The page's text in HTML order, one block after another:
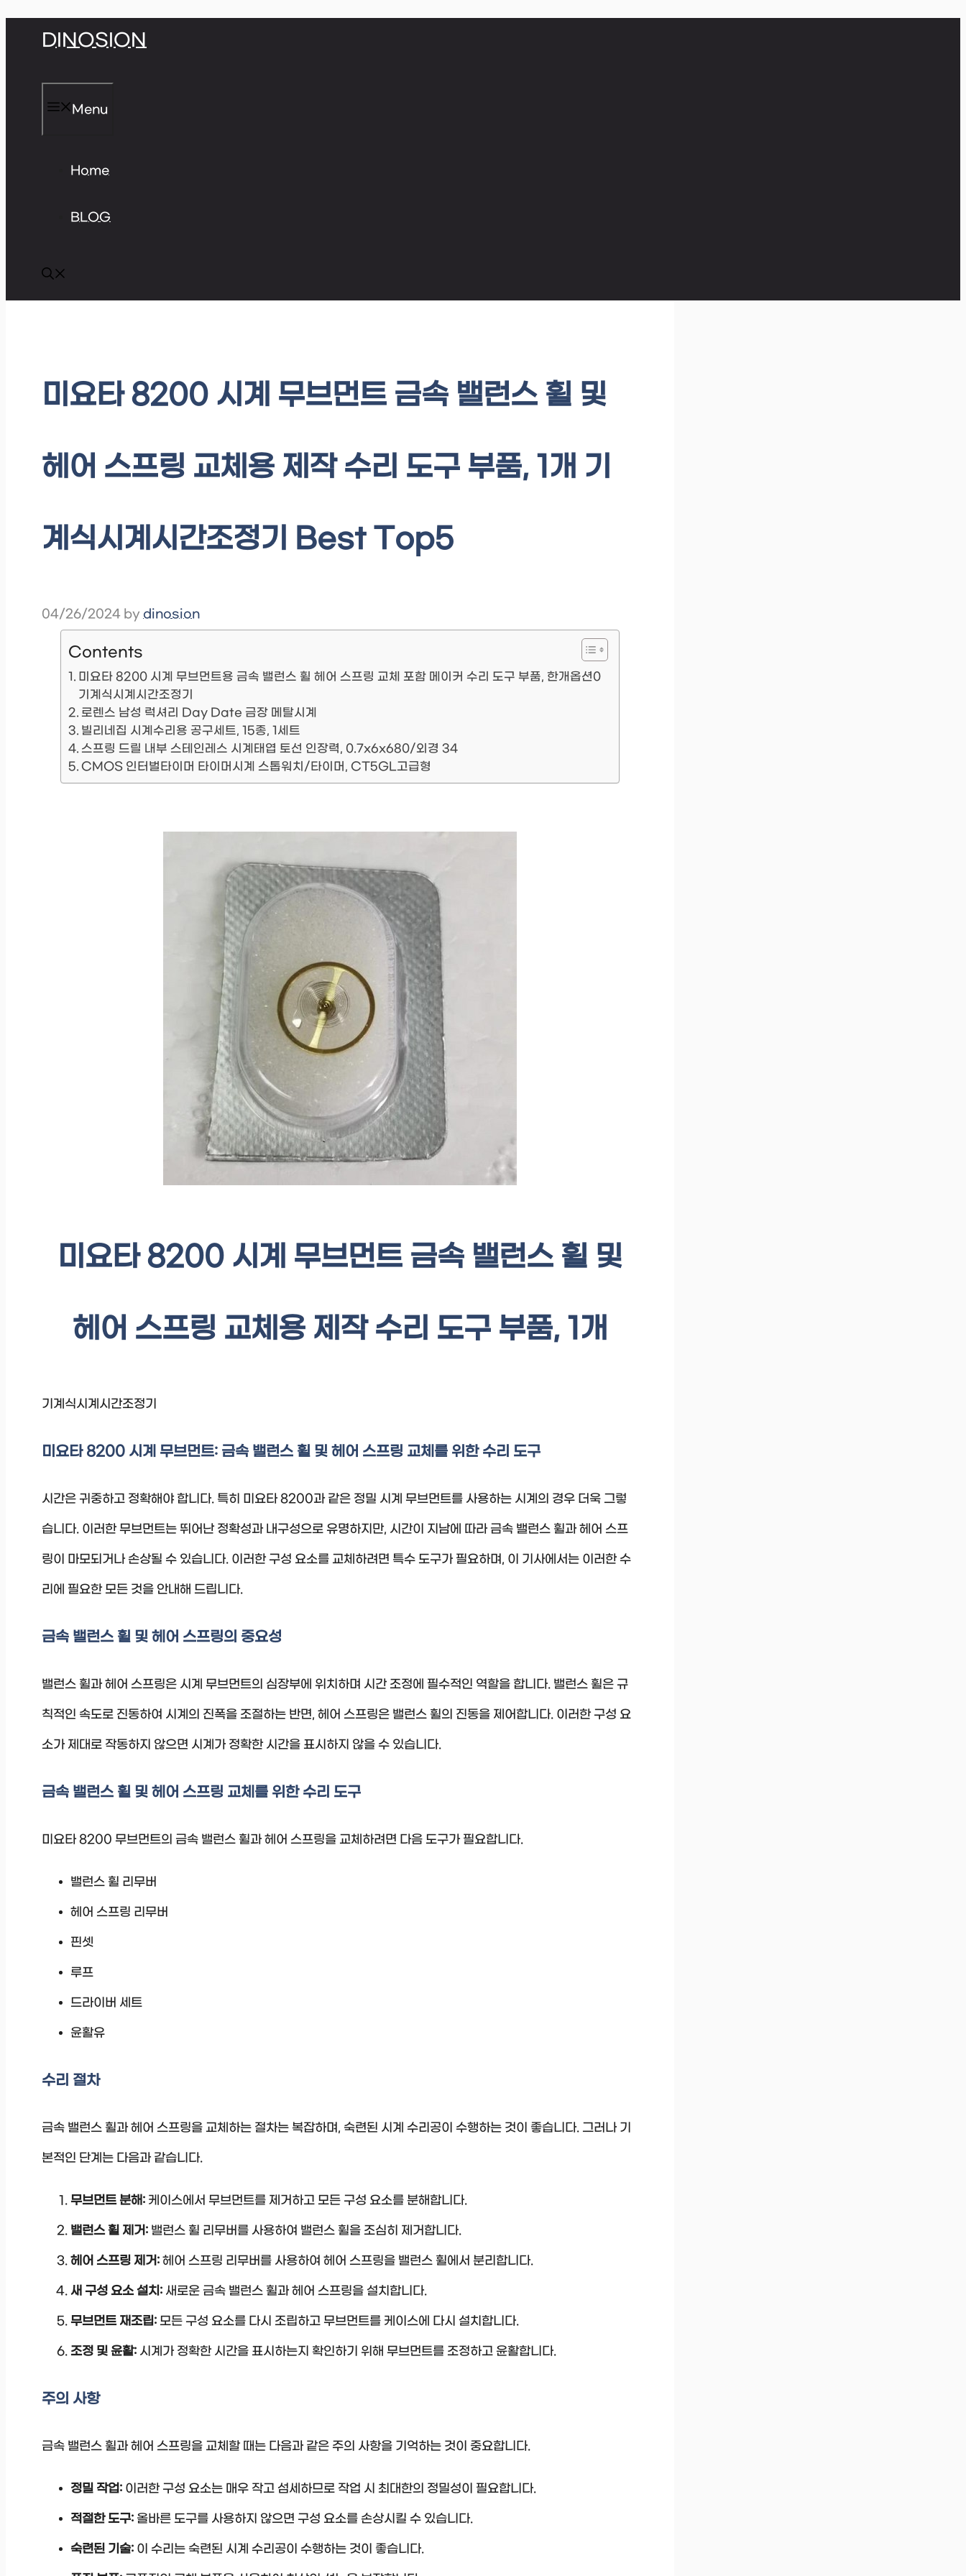
DINOSION
Menu
Home
BLOG
미요타 8200 시계 무브먼트 금속 밸런스 휠 및
헤어 스프링 교체용 제작 수리 도구 부품, 1개 기
계식시계시간조정기 Best Top5
04/26/2024 by dinosion
Contents
미요타 8200 시계 무브먼트용 금속 밸런스 휠 헤어 스프링 교체 포함 메이커 수리 도구 부품, 한개옵션0
기계식시계시간조정기
로렌스 남성 럭셔리 Day Date 금장 메탈시계
빌리네집 시계수리용 공구세트, 15종, 1세트
스프링 드릴 내부 스테인레스 시계태엽 토선 인장력, 0.7x6x680/외경 34
CMOS 인터벌타이머 타이머시계 스톱워치/타이머, CT5GL고급형
미요타 8200 시계 무브먼트 금속 밸런스 휠 및
헤어 스프링 교체용 제작 수리 도구 부품, 1개
기계식시계시간조정기
미요타 8200 시계 무브먼트: 금속 밸런스 휠 및 헤어 스프링 교체를 위한 수리 도구
시간은 귀중하고 정확해야 합니다. 특히 미요타 8200과 같은 정밀 시계 무브먼트를 사용하는 시계의 경우 더욱 그렇
습니다. 이러한 무브먼트는 뛰어난 정확성과 내구성으로 유명하지만, 시간이 지남에 따라 금속 밸런스 휠과 헤어 스프
링이 마모되거나 손상될 수 있습니다. 이러한 구성 요소를 교체하려면 특수 도구가 필요하며, 이 기사에서는 이러한 수
리에 필요한 모든 것을 안내해 드립니다.
금속 밸런스 휠 및 헤어 스프링의 중요성
밸런스 휠과 헤어 스프링은 시계 무브먼트의 심장부에 위치하며 시간 조정에 필수적인 역할을 합니다. 밸런스 휠은 규
칙적인 속도로 진동하여 시계의 진폭을 조절하는 반면, 헤어 스프링은 밸런스 휠의 진동을 제어합니다. 이러한 구성 요
소가 제대로 작동하지 않으면 시계가 정확한 시간을 표시하지 않을 수 있습니다.
금속 밸런스 휠 및 헤어 스프링 교체를 위한 수리 도구
미요타 8200 무브먼트의 금속 밸런스 휠과 헤어 스프링을 교체하려면 다음 도구가 필요합니다.
밸런스 휠 리무버
헤어 스프링 리무버
핀셋
루프
드라이버 세트
윤활유
수리 절차
금속 밸런스 휠과 헤어 스프링을 교체하는 절차는 복잡하며, 숙련된 시계 수리공이 수행하는 것이 좋습니다. 그러나 기
본적인 단계는 다음과 같습니다.
무브먼트 분해: 케이스에서 무브먼트를 제거하고 모든 구성 요소를 분해합니다.
밸런스 휠 제거: 밸런스 휠 리무버를 사용하여 밸런스 휠을 조심히 제거합니다.
헤어 스프링 제거: 헤어 스프링 리무버를 사용하여 헤어 스프링을 밸런스 휠에서 분리합니다.
새 구성 요소 설치: 새로운 금속 밸런스 휠과 헤어 스프링을 설치합니다.
무브먼트 재조립: 모든 구성 요소를 다시 조립하고 무브먼트를 케이스에 다시 설치합니다.
조정 및 윤활: 시계가 정확한 시간을 표시하는지 확인하기 위해 무브먼트를 조정하고 윤활합니다.
주의 사항
금속 밸런스 휠과 헤어 스프링을 교체할 때는 다음과 같은 주의 사항을 기억하는 것이 중요합니다.
정밀 작업: 이러한 구성 요소는 매우 작고 섬세하므로 작업 시 최대한의 정밀성이 필요합니다.
적절한 도구: 올바른 도구를 사용하지 않으면 구성 요소를 손상시킬 수 있습니다.
숙련된 기술: 이 수리는 숙련된 시계 수리공이 수행하는 것이 좋습니다.